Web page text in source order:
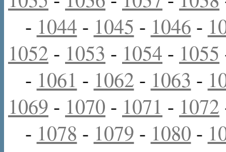
- 1044 - 1045 - 1046 -
1052 - 1053 - 1054 - 1055
- 1061 - 1062 - 1063 -
1069 - 1070 - 1071 - 1072
- 1078 - 1079 - 1080 -